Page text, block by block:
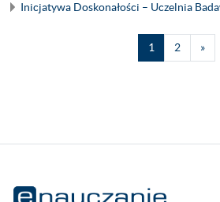
Inicjatywa Doskonałości – Uczelnia
1 Strona 1
2Strona 2
»